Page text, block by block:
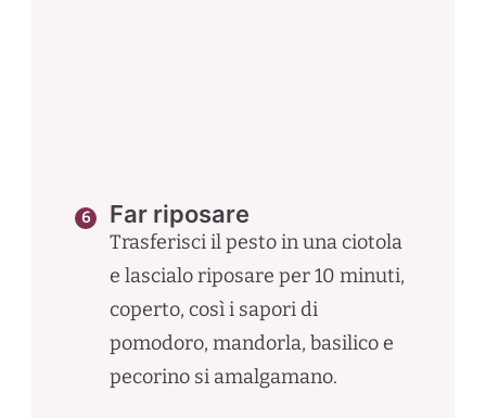
Far riposare
Trasferisci il pesto in una ciotola
e lascialo riposare per 10 minuti,
coperto, così i sapori di
pomodoro, mandorla, basilico e
pecorino si amalgamano.